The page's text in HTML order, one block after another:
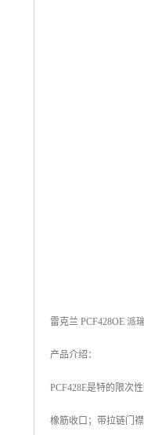
雷克兰 PCF428OE 派
产品介绍：
PCF428E是特的限次
橡筋收口；带拉链门襟